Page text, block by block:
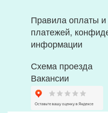
Правила оплаты и
платежей,
информации
Схема проезда
Вакансии